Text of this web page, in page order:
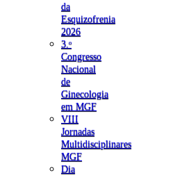
da
Esquizofrenia
2026
3.ᵒ
Congresso
Nacional
de
Ginecologia
em MGF
VIII
Jornadas
Multidisciplinares
MGF
Dia